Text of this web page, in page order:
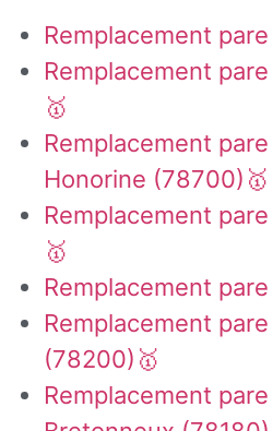
Remplacement
Remplacement
🥇
Remplacement
Honorine (78700)🥇
Remplacement
🥇
Remplacement
Remplacement
(78200)🥇
Remplacement